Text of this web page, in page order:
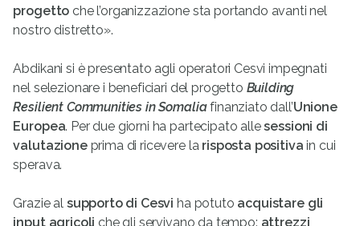
progetto che l’organizzazione sta portando avanti nel
nostro distretto».
Abdikani si è presentato agli operatori Cesvi impegnati
nel selezionare i beneficiari del progetto Building
Resilient Communities in Somalia finanziato dall’Unione
Europea. Per due giorni ha partecipato allesessioni di
valutazioneprima di ricevere la risposta positiva in cui
sperava.
Grazie al supporto di Cesvi ha potuto acquistare gli
input agricoli che gli servivano da tempo: attrezzi